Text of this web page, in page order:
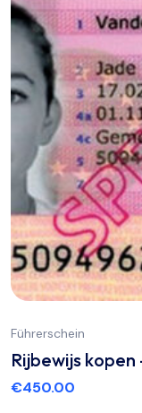
Führerschein
Rijbewijs
€450.00